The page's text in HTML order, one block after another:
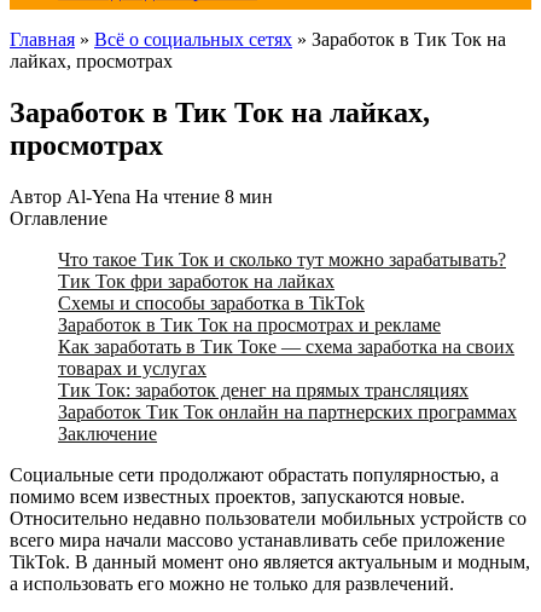
Главная » Всё о социальных сетях » Заработок в Тик Ток на
лайках, просмотрах
Заработок в Тик Ток на лайках,
просмотрах
Автор Al-Yena На чтение 8 мин
Оглавление
Что такое Тик Ток и сколько тут можно зарабатывать?
Тик Ток фри заработок на лайках
Схемы и способы заработка в TikTok
Заработок в Тик Ток на просмотрах и рекламе
Как заработать в Тик Токе — схема заработка на своих
товарах и услугах
Тик Ток: заработок денег на прямых трансляциях
Заработок Тик Ток онлайн на партнерских программах
Заключение
Социальные сети продолжают обрастать популярностью, а
помимо всем известных проектов, запускаются новые.
Относительно недавно пользователи мобильных устройств со
всего мира начали массово устанавливать себе приложение
TikTok. В данный момент оно является актуальным и модным,
а использовать его можно не только для развлечений.